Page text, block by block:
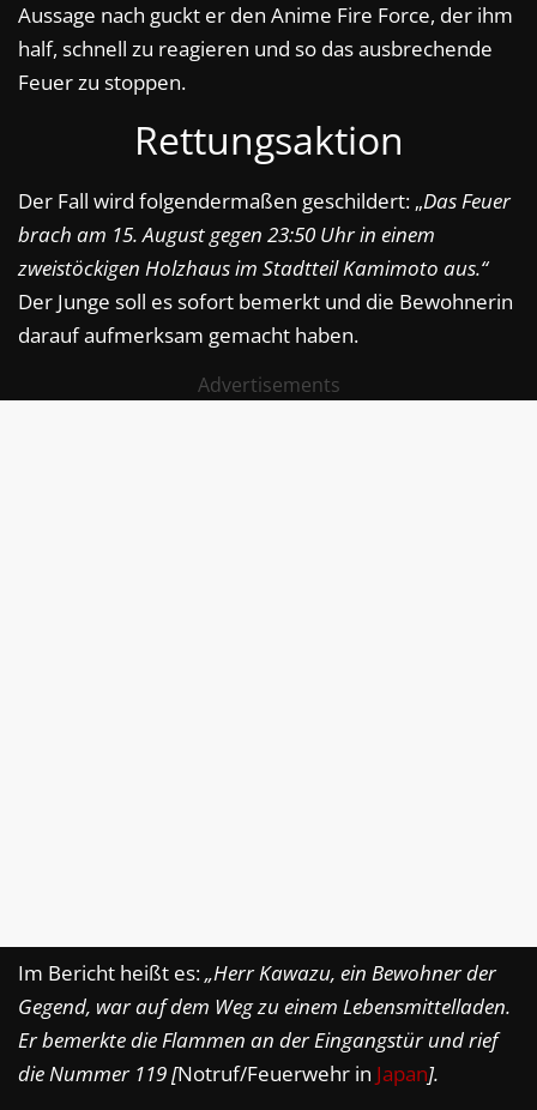
Aussage nach guckt er den Anime Fire Force, der ihm
half, schnell zu reagieren und so das ausbrechende
Feuer zu stoppen.
Rettungsaktion
Der Fall wird folgendermaßen geschildert: „Das Feuer
brach am 15. August gegen 23:50 Uhr in einem
zweistöckigen Holzhaus im Stadtteil Kamimoto aus.“
Der Junge soll es sofort bemerkt und die Bewohnerin
darauf aufmerksam gemacht haben.
Advertisements
Im Bericht heißt es:„Herr Kawazu, ein Bewohner der
Gegend, war auf dem Weg zu einem Lebensmittelladen.
Er bemerkte die Flammen an der Eingangstür und rief
die Nummer 119 [Notruf/Feuerwehr in Japan].